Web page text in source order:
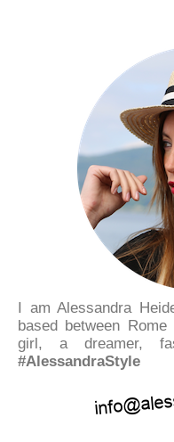
I am Alessandra
based between
girl, a dreamer,
#AlessandraStyle